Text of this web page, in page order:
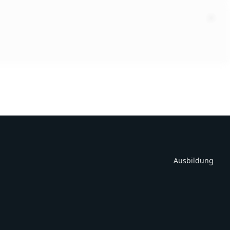
Ausbildung